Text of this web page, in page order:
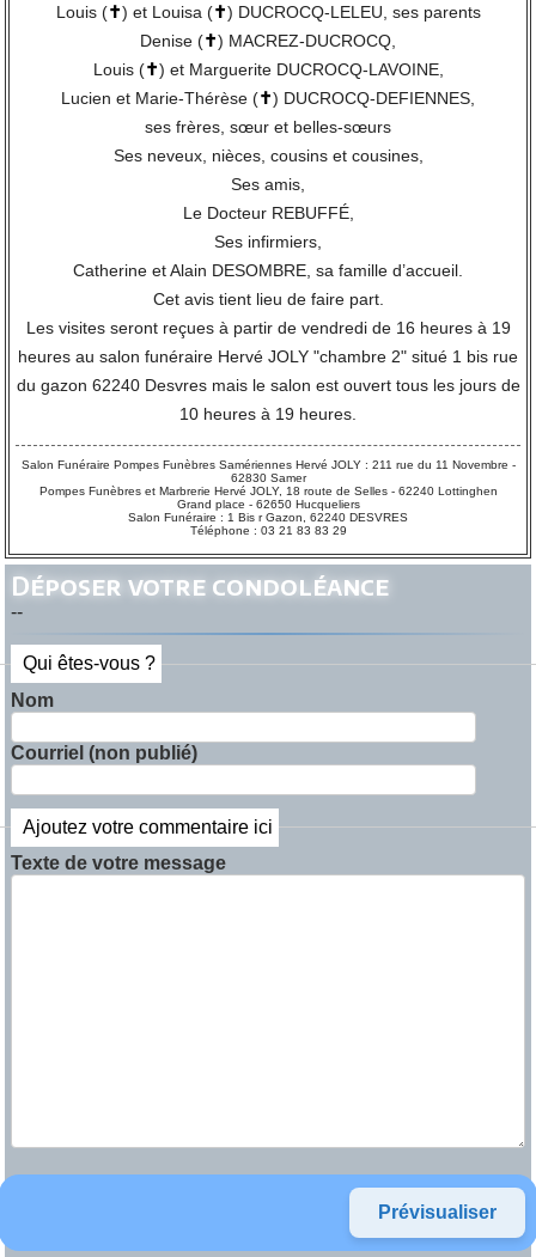
Louis (✝) et Louisa (✝) DUCROCQ-LELEU, ses parents
Denise (✝) MACREZ-DUCROCQ,
Louis (✝) et Marguerite DUCROCQ-LAVOINE,
Lucien et Marie-Thérèse (✝) DUCROCQ-DEFIENNES,
ses frères, sœur et belles-sœurs
Ses neveux, nièces, cousins et cousines,
Ses amis,
Le Docteur REBUFFÉ,
Ses infirmiers,
Catherine et Alain DESOMBRE, sa famille d’accueil.
Cet avis tient lieu de faire part.
Les visites seront reçues à partir de vendredi de 16 heures à 19
heures au salon funéraire Hervé JOLY "chambre 2" situé 1 bis rue
du gazon 62240 Desvres mais le salon est ouvert tous les jours de
10 heures à 19 heures.
Salon Funéraire Pompes Funèbres Samériennes Hervé JOLY : 211 rue du 11 Novembre -
62830 Samer
Pompes Funèbres et Marbrerie Hervé JOLY, 18 route de Selles - 62240 Lottinghen
Grand place - 62650 Hucqueliers
Salon Funéraire : 1 Bis r Gazon, 62240 DESVRES
Téléphone : 03 21 83 83 29
Déposer votre condoléance
--
Qui êtes-vous ?
Nom
Courriel (non publié)
Ajoutez votre commentaire ici
Texte de votre message